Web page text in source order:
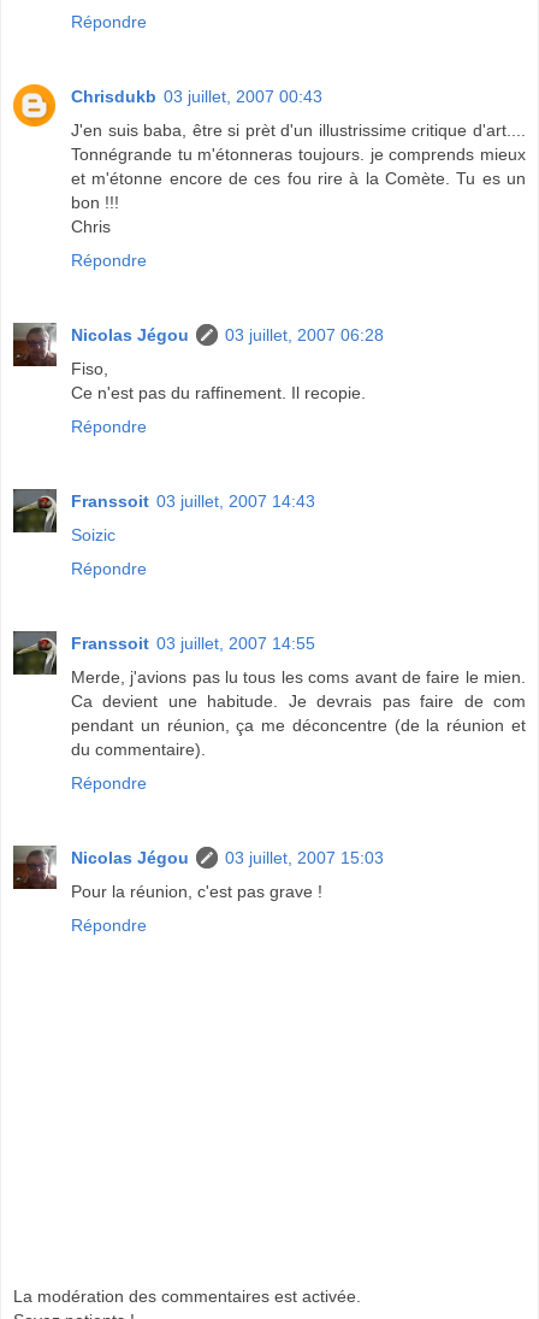
Répondre
Chrisdukb 03 juillet, 2007 00:43
J'en suis baba, être si prèt d'un illustrissime critique d'art....
Tonnégrande tu m'étonneras toujours. je comprends mieux
et m'étonne encore de ces fou rire à la Comète. Tu es un
bon !!!
Chris
Répondre
Nicolas Jégou
03 juillet, 2007 06:28
Fiso,
Ce n'est pas du raffinement. Il recopie.
Répondre
Franssoit 03 juillet, 2007 14:43
Soizic
Répondre
Franssoit 03 juillet, 2007 14:55
Merde, j'avions pas lu tous les coms avant de faire le mien.
Ca devient une habitude. Je devrais pas faire de com
pendant un réunion, ça me déconcentre (de la réunion et
du commentaire).
Répondre
Nicolas Jégou
03 juillet, 2007 15:03
Pour la réunion, c'est pas grave !
Répondre
La modération des commentaires est activée.